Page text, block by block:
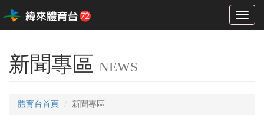
Toggle
新聞專區 NEWS
體育台首頁 新聞專區